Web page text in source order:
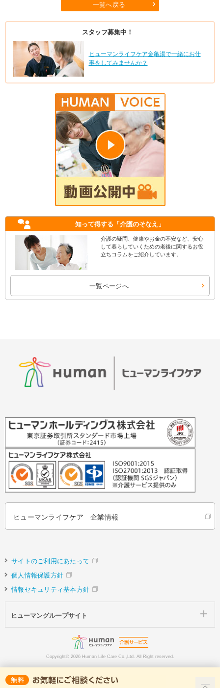
一覧へ戻る
スタッフ募集中！
ヒューマンライフケア金亀湯で一緒にお仕
事をしてみませんか？
知って得する 「介護のそなえ」
介護の疑問、健康やお金の不安など、安心
して暮らしていくための老後に関するお役
立ちコラムをご紹介しています。
一覧ページへ
ヒューマンライフケア 企業情報
サイトのご利用にあたって
個人情報保護方針
情報セキュリティ基本方針
ヒューマングループサイト
Copyright© 2026 Human Life Care Co.,Ltd. All Right reserved.